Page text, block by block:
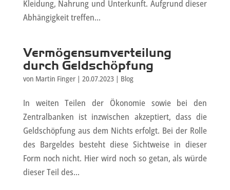
Kleidung, Nahrung und Unterkunft. Aufgrund dieser
Abhängigkeit treffen...
Vermögensumverteilung
durch Geldschöpfung
von Martin Finger| 20.07.2023| Blog
In weiten Teilen der Ökonomie sowie bei den
Zentralbanken ist inzwischen akzeptiert, dass die
Geldschöpfung aus dem Nichts erfolgt. Bei der Rolle
des Bargeldes besteht diese Sichtweise in dieser
Form noch nicht. Hier wird noch so getan, als würde
dieser Teil des...